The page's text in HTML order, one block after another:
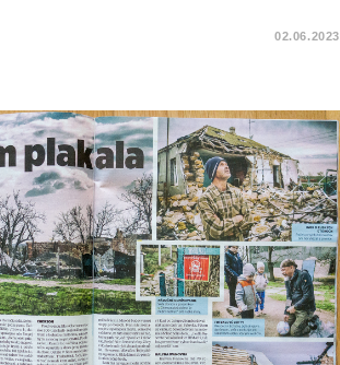
02.06.2023